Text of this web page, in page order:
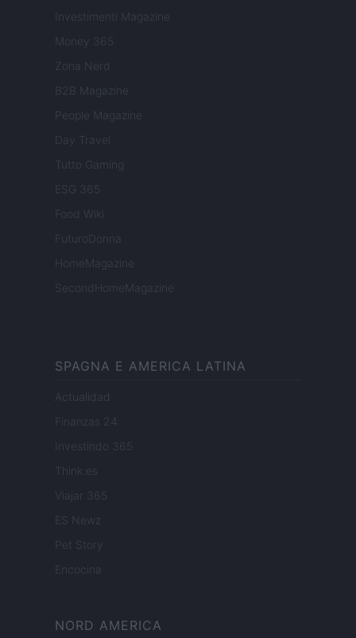
Investimenti Magazine
Money 365
Zona Nerd
B2B Magazine
People Magazine
Day Travel
Tutto Gaming
ESG 365
Food Wiki
FuturoDonna
HomeMagazine
SecondHomeMagazine
SPAGNA E AMERICA LATINA
Actualidad
Finanzas 24
Investindo 365
Think.es
Viajar 365
ES Newz
Pet Story
Encocina
NORD AMERICA